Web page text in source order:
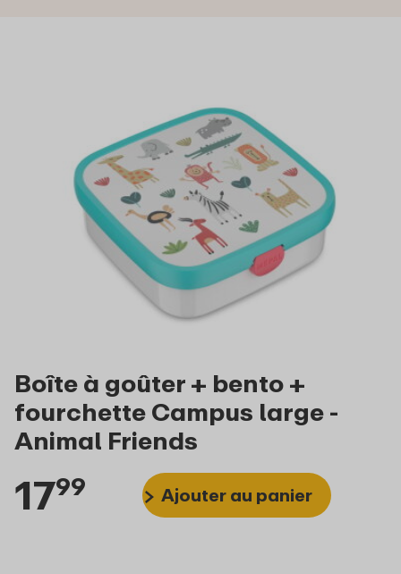
Boîte à goûter + bento +
fourchette Campus large -
Animal Friends
1799 Ajouter au panier